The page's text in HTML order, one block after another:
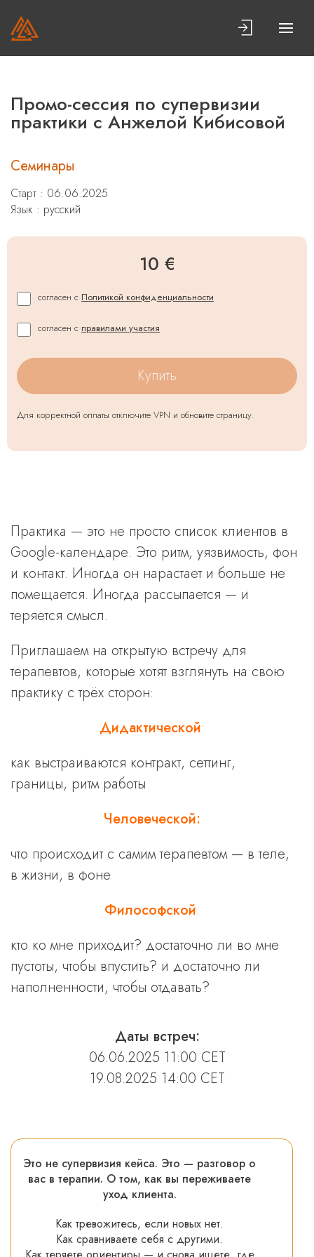
Промо-сессия по супервизии
практики с Анжелой Кибисовой
Семинары
Старт : 06.06.2025
Язык : русский
10 €
согласен с Политикой конфиденциальности
согласен с правилами участия
Купить
Для корректной оплаты отключите VPN и обновите страницу.
Практика — это не просто список клиентов в
Google-календаре. Это ритм, уязвимость, фон
и контакт. Иногда он нарастает и больше не
помещается. Иногда рассыпается — и
теряется смысл.
Приглашаем на открытую встречу для
терапевтов, которые хотят взглянуть на свою
практику с трёх сторон:
Дидактической:
как выстраиваются контракт, сеттинг,
границы, ритм работы
Человеческой:
что происходит с самим терапевтом — в теле,
в жизни, в фоне
Философской:
кто ко мне приходит? достаточно ли во мне
пустоты, чтобы впустить? и достаточно ли
наполненности, чтобы отдавать?
Даты встреч:
06.06.2025 11:00 СЕТ
19.08.2025 14:00 СЕТ
Это не супервизия кейса. Это — разговор о
вас в терапии. О том, как вы переживаете
уход клиента.
Как тревожитесь, если новых нет.
Как сравниваете себя с другими.